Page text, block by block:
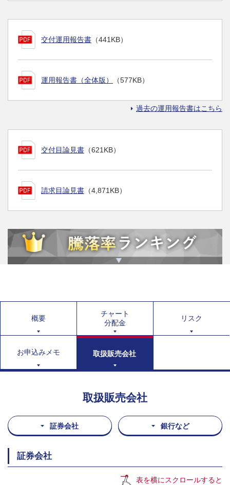
交付運用報告書 （441KB）
運用報告書（全体版） （577KB）
過去の運用報告書はこちら
交付目論見書 （621KB）
請求目論見書 （4,871KB）
概要
チャート
分配金
リスク
お申込みメモ 取扱販売会社
取扱販売会社
証券会社 銀行など
証券会社
表を横にスクロールすると